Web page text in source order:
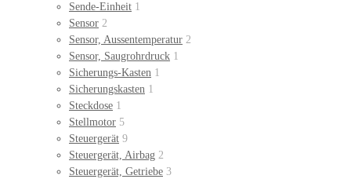
Sende-Einheit 1
Sensor 2
Sensor, Aussentemperatur 2
Sensor, Saugrohrdruck 1
Sicherungs-Kasten 1
Sicherungskasten 1
Steckdose 1
Stellmotor 5
Steuergerät 9
Steuergerät, Airbag 2
Steuergerät, Getriebe 3